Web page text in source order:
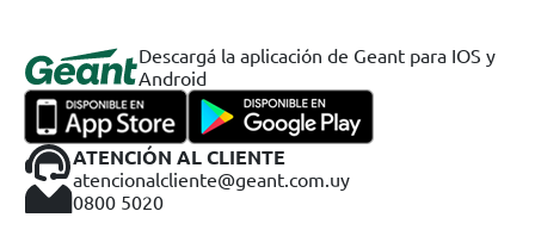
Descargá la aplicación de Geant para IOS y
Android
ATENCIÓN AL CLIENTE
atencionalcliente@geant.com.uy
0800 5020